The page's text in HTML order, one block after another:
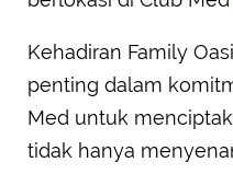
Kehadiran Family
penting dalam
Med untuk
tidak hanya